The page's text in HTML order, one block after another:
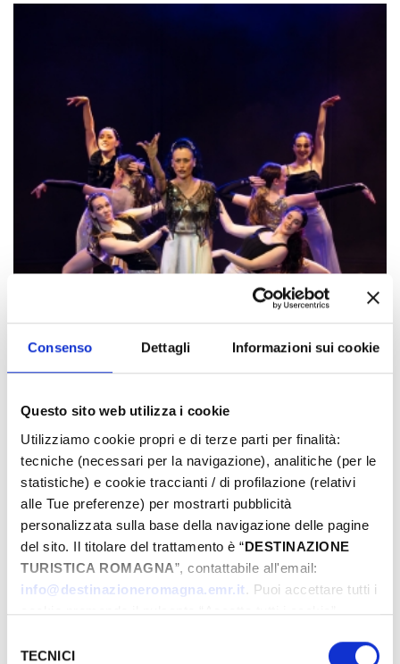
Consenso Dettagli Informazioni sui cookie
Questo sito web utilizza i cookie
Utilizziamo cookie propri e di terze parti per finalità:
tecniche (necessari per la navigazione), analitiche (per le
statistiche) e cookie traccianti / di profilazione (relativi
alle Tue preferenze) per mostrarti pubblicità
personalizzata sulla base della navigazione delle pagine
del sito. Il titolare del trattamento è “DESTINAZIONE
TURISTICA ROMAGNA”, contattabile all'email:
info@destinazioneromagna.emr.it. Puoi accettare tutti i
cookie premendo il pulsante “Accetta tutti i cookie”,
gestire le tue preferenze facendo clic su “Personalizza”.
delTECNICI